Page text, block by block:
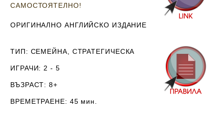
САМОСТОЯТЕЛНО!
ОРИГИНАЛНО АНГЛИЙСКО ИЗДАНИЕ
ТИП: СЕМЕЙНА, СТРАТЕГИЧЕСКА
ИГРАЧИ: 2 - 5
ВЪЗРАСТ: 8+
ВРЕМЕТРАЕНЕ: 45 мин.